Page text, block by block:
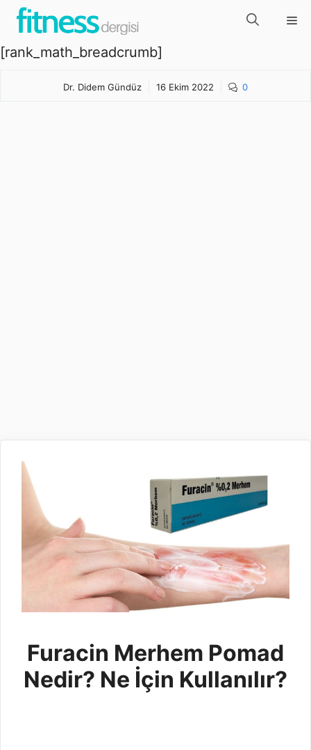
İçeriğe
atla
[rank_math_breadcrumb]
Dr. Didem Gündüz 16 Ekim 2022 0
Furacin Merhem Pomad
Nedir? Ne İçin Kullanılır?